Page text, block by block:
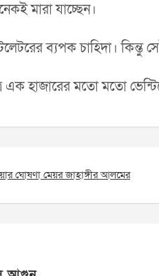
মারা যাচ্ছেন।
ব্যপক চাহিদা।
এক হাজারের মতো মতো
ঘোষণা মেয়র জাহাঙ্গীর আলমের